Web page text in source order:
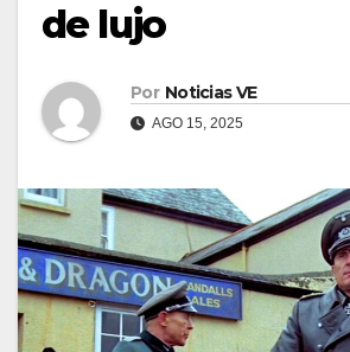
de lujo
Por Noticias VE
AGO 15, 2025